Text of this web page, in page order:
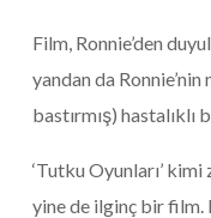
Film, Ronnie’den
yandan da
bastırmış)
‘Tutku Oyunları’
yine de ilginç bir film.